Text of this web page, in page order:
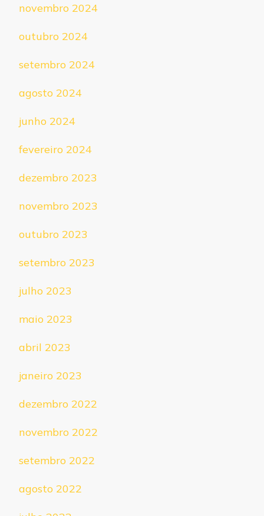
novembro 2024
outubro 2024
setembro 2024
agosto 2024
junho 2024
fevereiro 2024
dezembro 2023
novembro 2023
outubro 2023
setembro 2023
julho 2023
maio 2023
abril 2023
janeiro 2023
dezembro 2022
novembro 2022
setembro 2022
agosto 2022